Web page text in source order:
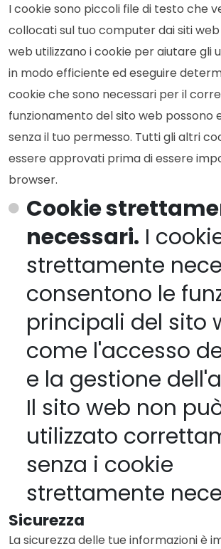
I cookie sono piccoli file di testo che
collocati sul tuo computer dai siti web
web utilizzano i cookie per aiutare gli
in modo efficiente ed eseguire
cookie che sono necessari per il
funzionamento del sito web possono
senza il tuo permesso. Tutti gli altri
essere approvati prima di essere
browser.
Cookie
necessari. I
strettamente
consentono le
principali del sito
come l'accesso
e la gestione
Il sito web non
utilizzato
senza i cookie
strettamente
Sicurezza
La sicurezza delle tue informazioni è